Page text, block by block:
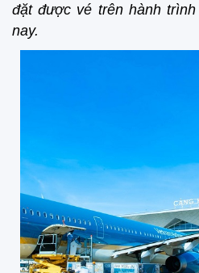
đặt được vé trên hành
nay.